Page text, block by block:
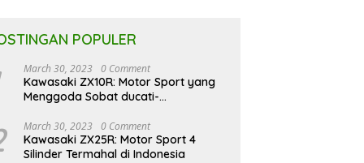
POPULER
March 30, 2023 0 Comment
Kawasaki ZX10R: Motor Sport yang
Menggoda Sobat ducati-
March 30, 2023 0 Comment
Kawasaki ZX25R: Motor Sport 4
Silinder Termahal di Indonesia